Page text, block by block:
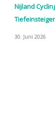
Nijland
30. Juni 2026